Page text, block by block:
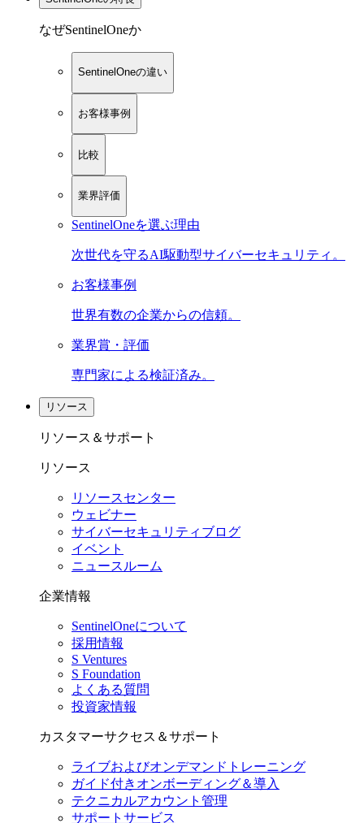
なぜSentinelOneか
SentinelOneの違い
お客様事例
比較
業界評価
SentinelOneを選ぶ理由
次世代を守るAI駆動型サイバーセキュリティ。
お客様事例
世界有数の企業からの信頼。
業界賞・評価
専門家による検証済み。
リソース
リソース＆サポート
リソース
リソースセンター
ウェビナー
サイバーセキュリティブログ
イベント
ニュースルーム
企業情報
SentinelOneについて
採用情報
S Ventures
S Foundation
よくある質問
投資家情報
カスタマーサクセス＆サポート
ライブおよびオンデマンドトレーニング
ガイド付きオンボーディング＆導入
テクニカルアカウント管理
サポートサービス